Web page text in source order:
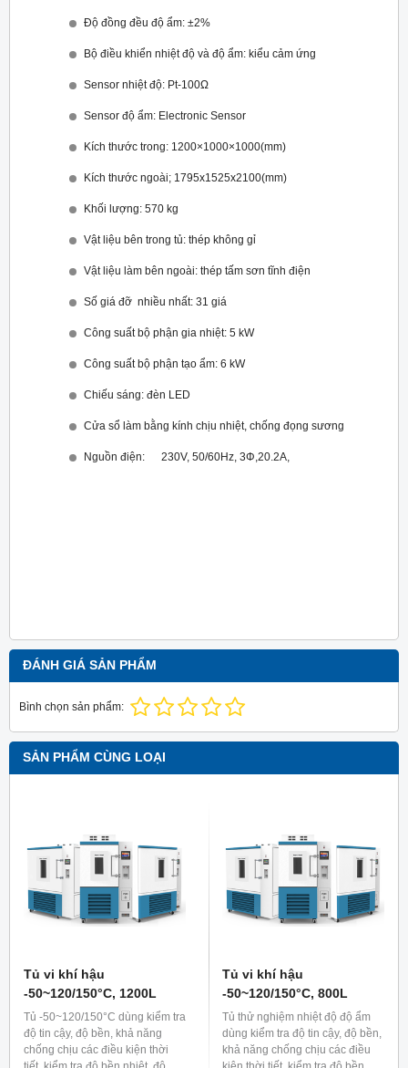
Độ đồng đều độ ẩm: ±2%
Bộ điều khiển nhiệt độ và độ ẩm: kiểu cảm ứng
Sensor nhiệt độ: Pt-100Ω
Sensor độ ẩm: Electronic Sensor
Kích thước trong: 1200×1000×1000(mm)
Kích thước ngoài; 1795x1525x2100(mm)
Khối lượng: 570 kg
Vật liệu bên trong tủ: thép không gỉ
Vật liệu làm bên ngoài: thép tấm sơn tĩnh điện
Số giá đỡ nhiều nhất: 31 giá
Công suất bộ phận gia nhiệt: 5 kW
Công suất bộ phận tạo ẩm: 6 kW
Chiếu sáng: đèn LED
Cửa sổ làm bằng kính chịu nhiệt, chống đọng sương
Nguồn điện: 230V, 50/60Hz, 3Φ,20.2A,
ĐÁNH GIÁ SẢN PHẨM
Bình chọn sản phẩm:
SẢN PHẨM CÙNG LOẠI
Tủ vi khí hậu
-50~120/150°C, 1200L
Tủ -50~120/150°C dùng kiểm tra
độ tin cậy, độ bền, khả năng
chống chịu các điều kiện thời
Tủ vi khí hậu
-50~120/150°C, 800L
Tủ thử nghiệm nhiệt độ độ ẩm
dùng kiểm tra độ tin cậy, độ bền,
khả năng chống chịu các điều